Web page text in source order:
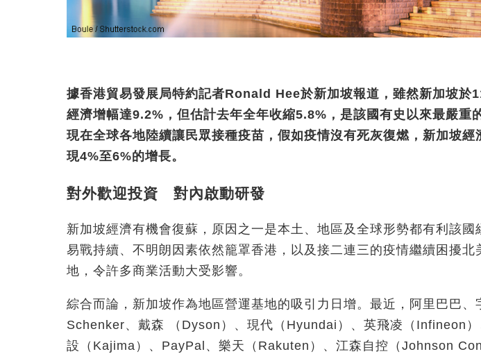
據香港貿易發展局特約記者Ronald Hee於新加坡報道，雖然新加坡於
經濟增幅達9.2%，但估計去年全年收縮5.8%，是該國有史以來最嚴重
現在全球各地陸續讓民眾接種疫苗，假如疫情沒有死灰復燃，新加坡經
現4%至6%的增長。
對外歡迎投資 對內啟動研發
新加坡經濟有機會復蘇，原因之一是本土、地區及全球形勢都有利該國
易戰持續、不明朗因素依然籠罩香港，以及接二連三的疫情繼續困擾北
地，令許多商業活動大受影響。
綜合而論，新加坡作為地區營運基地的吸引力日增。最近，阿里巴巴、
Schenker、戴森 （Dyson）、現代（Hyundai）、英飛凌（Infineon
設（Kajima）、PayPal、樂天（Rakuten）、江森自控（Johnson